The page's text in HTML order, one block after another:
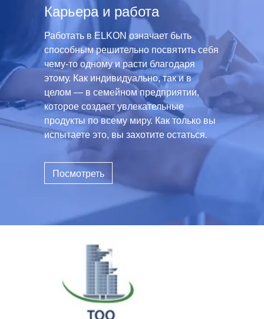
Карьера и работа
Работать в ELKON означает быть
способным решительно посвятить себя
чему-то одному и расти благодаря
этому. Как индивидуально, так и в
целом — в семейном предприятии,
которое создает увлекательные
продукты по всему миру. Как только вы
испытаете это, вы захотите остаться.
Посмотреть